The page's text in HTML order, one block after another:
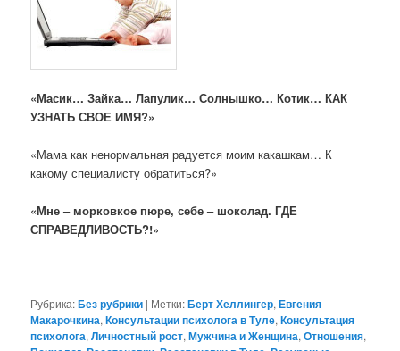
«Масик… Зайка… Лапулик… Солнышко… Котик… КАК
УЗНАТЬ СВОЕ ИМЯ?»
«Мама как ненормальная радуется моим какашкам… К
какому специалисту обратиться?»
«Мне – морковкое пюре, себе – шоколад. ГДЕ
СПРАВЕДЛИВОСТЬ?!»
Рубрика:Без рубрики | Метки:Берт Хеллингер,Евгения
Макарочкина,Консультации психолога в Туле,Консультация
психолога,Личностный рост,Мужчина и Женщина,Отношения,